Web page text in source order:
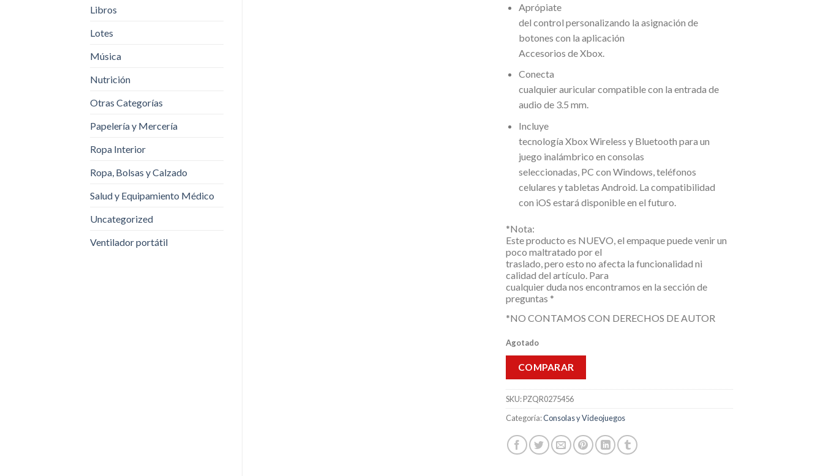
Libros
Lotes
Música
Nutrición
Otras Categorías
Papelería y Mercería
Ropa Interior
Ropa, Bolsas y Calzado
Salud y Equipamiento Médico
Uncategorized
Ventilador portátil
Aprópiate
del control personalizando la asignación de
botones con la aplicación
Accesorios de Xbox.
Conecta
cualquier auricular compatible con la entrada de
audio de 3.5 mm.
Incluye
tecnología Xbox Wireless y Bluetooth para un
juego inalámbrico en consolas
seleccionadas, PC con Windows, teléfonos
celulares y tabletas Android. La compatibilidad
con iOS estará disponible en el futuro.
*Nota:
Este producto es NUEVO, el empaque puede venir un
poco maltratado por el
traslado, pero esto no afecta la funcionalidad ni
calidad del artículo. Para
cualquier duda nos encontramos en la sección de
preguntas *
*NO CONTAMOS CON DERECHOS DE AUTOR
Agotado
COMPARAR
SKU:PZQR0275456
Categoría:Consolas y Videojuegos